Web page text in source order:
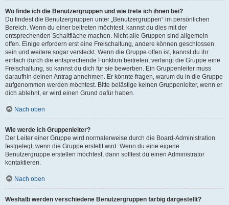
Wo finde ich die Benutzergruppen und wie trete ich ihnen bei?
Du findest die Benutzergruppen unter „Benutzergruppen“ im persönlichen
Bereich. Wenn du einer beitreten möchtest, kannst du dies mit der
entsprechenden Schaltfläche machen. Nicht alle Gruppen sind allgemein
offen. Einige erfordern erst eine Freischaltung, andere können geschlossen
sein und weitere sogar versteckt. Wenn die Gruppe offen ist, kannst du ihr
einfach durch die entsprechende Funktion beitreten; verlangt die Gruppe eine
Freischaltung, so kannst du dich für sie bewerben. Ein Gruppenleiter muss
daraufhin deinen Antrag annehmen. Er könnte fragen, warum du in die Gruppe
aufgenommen werden möchtest. Bitte belästige keinen Gruppenleiter, wenn er
dich ablehnt, er wird einen Grund dafür haben.
Nach oben
Wie werde ich Gruppenleiter?
Der Leiter einer Gruppe wird normalerweise durch die Board-Administration
festgelegt, wenn die Gruppe erstellt wird. Wenn du eine eigene
Benutzergruppe erstellen möchtest, dann solltest du einen Administrator
kontaktieren.
Nach oben
Weshalb werden verschiedene Benutzergruppen farbig dargestellt?